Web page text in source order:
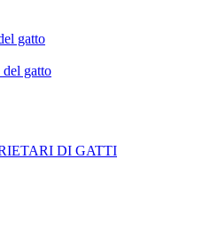
gatto
del gatto
DI GATTI